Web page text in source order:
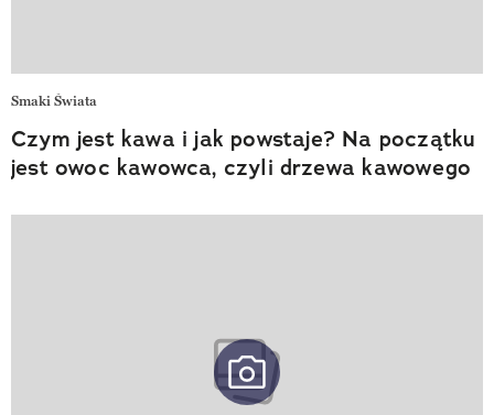
Smaki Świata
Czym jest kawa i jak powstaje? Na początku
jest owoc kawowca, czyli drzewa kawowego